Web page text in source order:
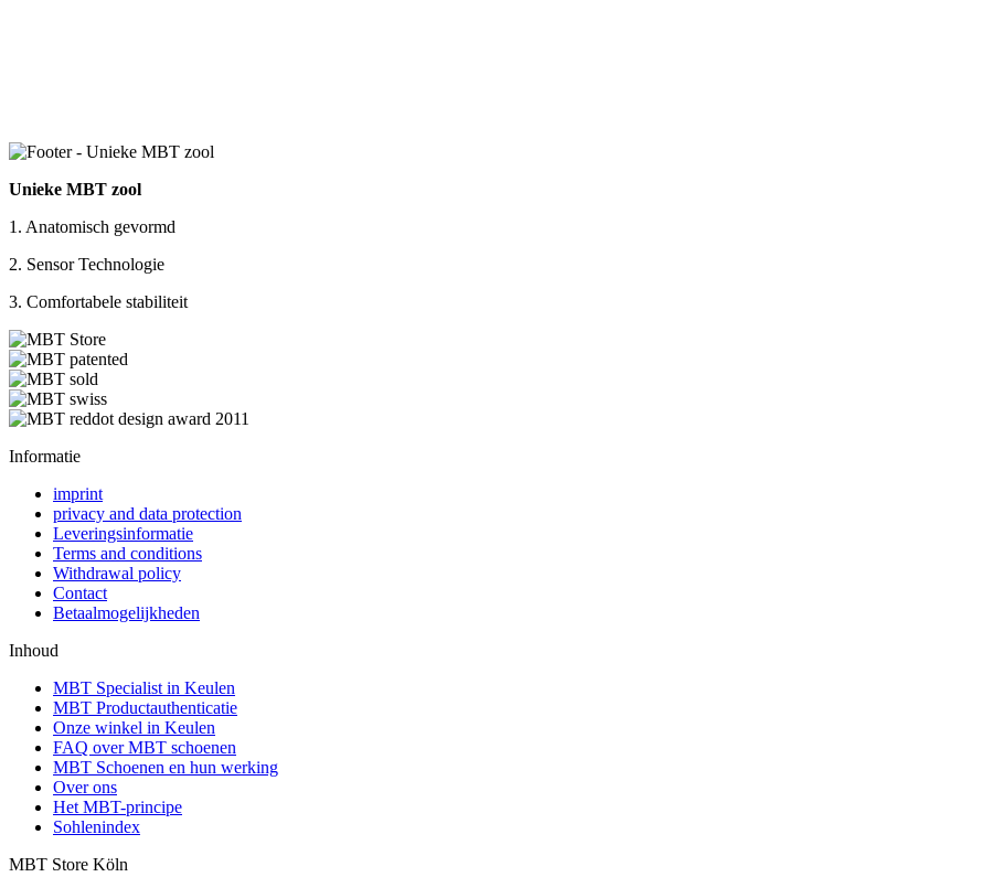
Unieke MBT zool
1. Anatomisch gevormd
2. Sensor Technologie
3. Comfortabele stabiliteit
Informatie
imprint
privacy and data protection
Leveringsinformatie
Terms and conditions
Withdrawal policy
Contact
Betaalmogelijkheden
Inhoud
MBT Specialist in Keulen
MBT Productauthenticatie
Onze winkel in Keulen
FAQ over MBT schoenen
MBT Schoenen en hun werking
Over ons
Het MBT-principe
Sohlenindex
MBT Store Köln